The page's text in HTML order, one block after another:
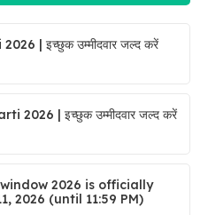
| इच्छुक उम्मीदवार जल्द करें
| इच्छुक उम्मीदवार जल्द करें
2026 is officially
2026 (until 11:59 PM)